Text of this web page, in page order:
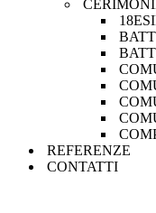
REFERENZE
CONTATTI